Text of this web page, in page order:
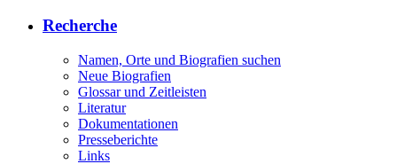
Recherche
Namen, Orte und Biografien suchen
Neue Biografien
Glossar und Zeitleisten
Literatur
Dokumentationen
Presseberichte
Links